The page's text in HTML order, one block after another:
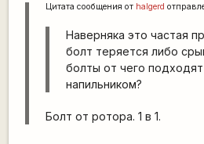
Цитата сообщения от halgerd
Наверняка это частая
болт теряется либо
болты от чего
напильником?
Болт от ротора. 1 в 1.